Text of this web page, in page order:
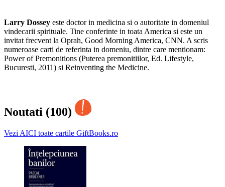
Larry Dossey este doctor in medicina si o autoritate in domeniul
vindecarii spirituale. Tine conferinte in toata America si este un
invitat frecvent la Oprah, Good Morning America, CNN. A scris
numeroase carti de referinta in domeniu, dintre care mentionam:
Power of Premonitions (Puterea premonitiilor, Ed. Lifestyle,
Bucuresti, 2011) si Reinventing the Medicine.
Noutati (100)
Vezi AICI toate cartile GiftBooks.ro